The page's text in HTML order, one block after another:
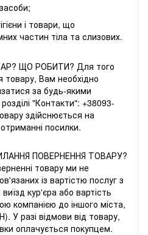
і товари, що
частин тіла та слизових.
ЩО РОБИТИ? Для того
Вам необхідно
за будь-якими
"Контакти": +38093-
здійснюється на
посилки.
ПОВЕРНЕННЯ ТОВАРУ?
товару ми не
із вартістю послуг з
кур'єра або вартість
компанією до іншого міста,
У разі відмови від товару,
оплачується покупцем.